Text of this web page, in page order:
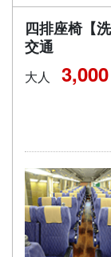
四排座椅【
交通
大人